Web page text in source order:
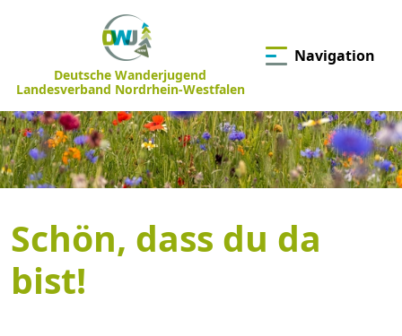
Deutsche Wanderjugend
Landesverband Nordrhein-Westfalen
Navigation
Schön, dass du da
bist!